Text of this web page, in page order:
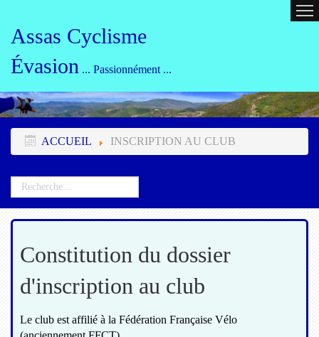
Assas Cyclisme
Évasion ... Passionnément ...
ACCUEIL INSCRIPTION AU CLUB
Constitution du dossier
d'inscription au club
Le club est affilié à la Fédération Française Vélo